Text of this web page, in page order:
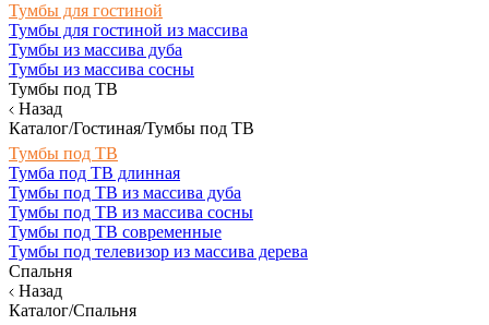
Тумбы для гостиной
Тумбы для гостиной из массива
Тумбы из массива дуба
Тумбы из массива сосны
Тумбы под ТВ
Назад
Каталог/Гостиная/Тумбы под ТВ
Тумбы под ТВ
Тумба под ТВ длинная
Тумбы под ТВ из массива дуба
Тумбы под ТВ из массива сосны
Тумбы под ТВ современные
Тумбы под телевизор из массива дерева
Спальня
Назад
Каталог/Спальня